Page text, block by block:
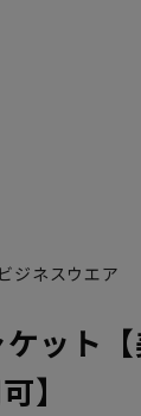
ジネスウエア
ット【
】